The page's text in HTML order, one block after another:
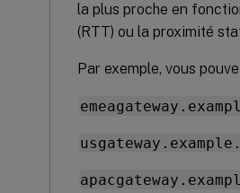
la plus proche en
(RTT) ou la proximité
Par exemple, vous